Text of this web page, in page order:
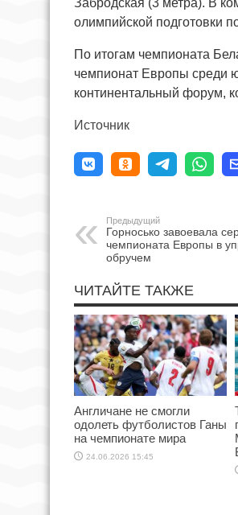
Забродская (3 метра). В
олимпийской подготовки
По итогам чемпионата
чемпионат Европы среди
континентальный форум,
Источник
Предыдущий
Горносько завоевала
чемпионата Европы в
обручем
ЧИТАЙТЕ ТАКЖЕ
Англичане не смогли
одолеть футболистов Ганы
на чемпионате мира
24.06.2026 15:45